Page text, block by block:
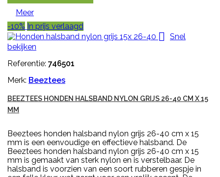
Meer
-10% In prijs verlaagd

Snel
bekijken
Referentie: 746501
Merk: Beeztees
BEEZTEES HONDEN HALSBAND NYLON GRIJS 26-40 CM X 15
MM
Beeztees honden halsband nylon grijs 26-40 cm x 15
mm is een eenvoudige en effectieve halsband. De
Beeztees honden halsband nylon grijs 26-40 cm x 15
mm is gemaakt van sterk nylon en is verstelbaar. De
halsband is voorzien van een soort rubberen gespje in